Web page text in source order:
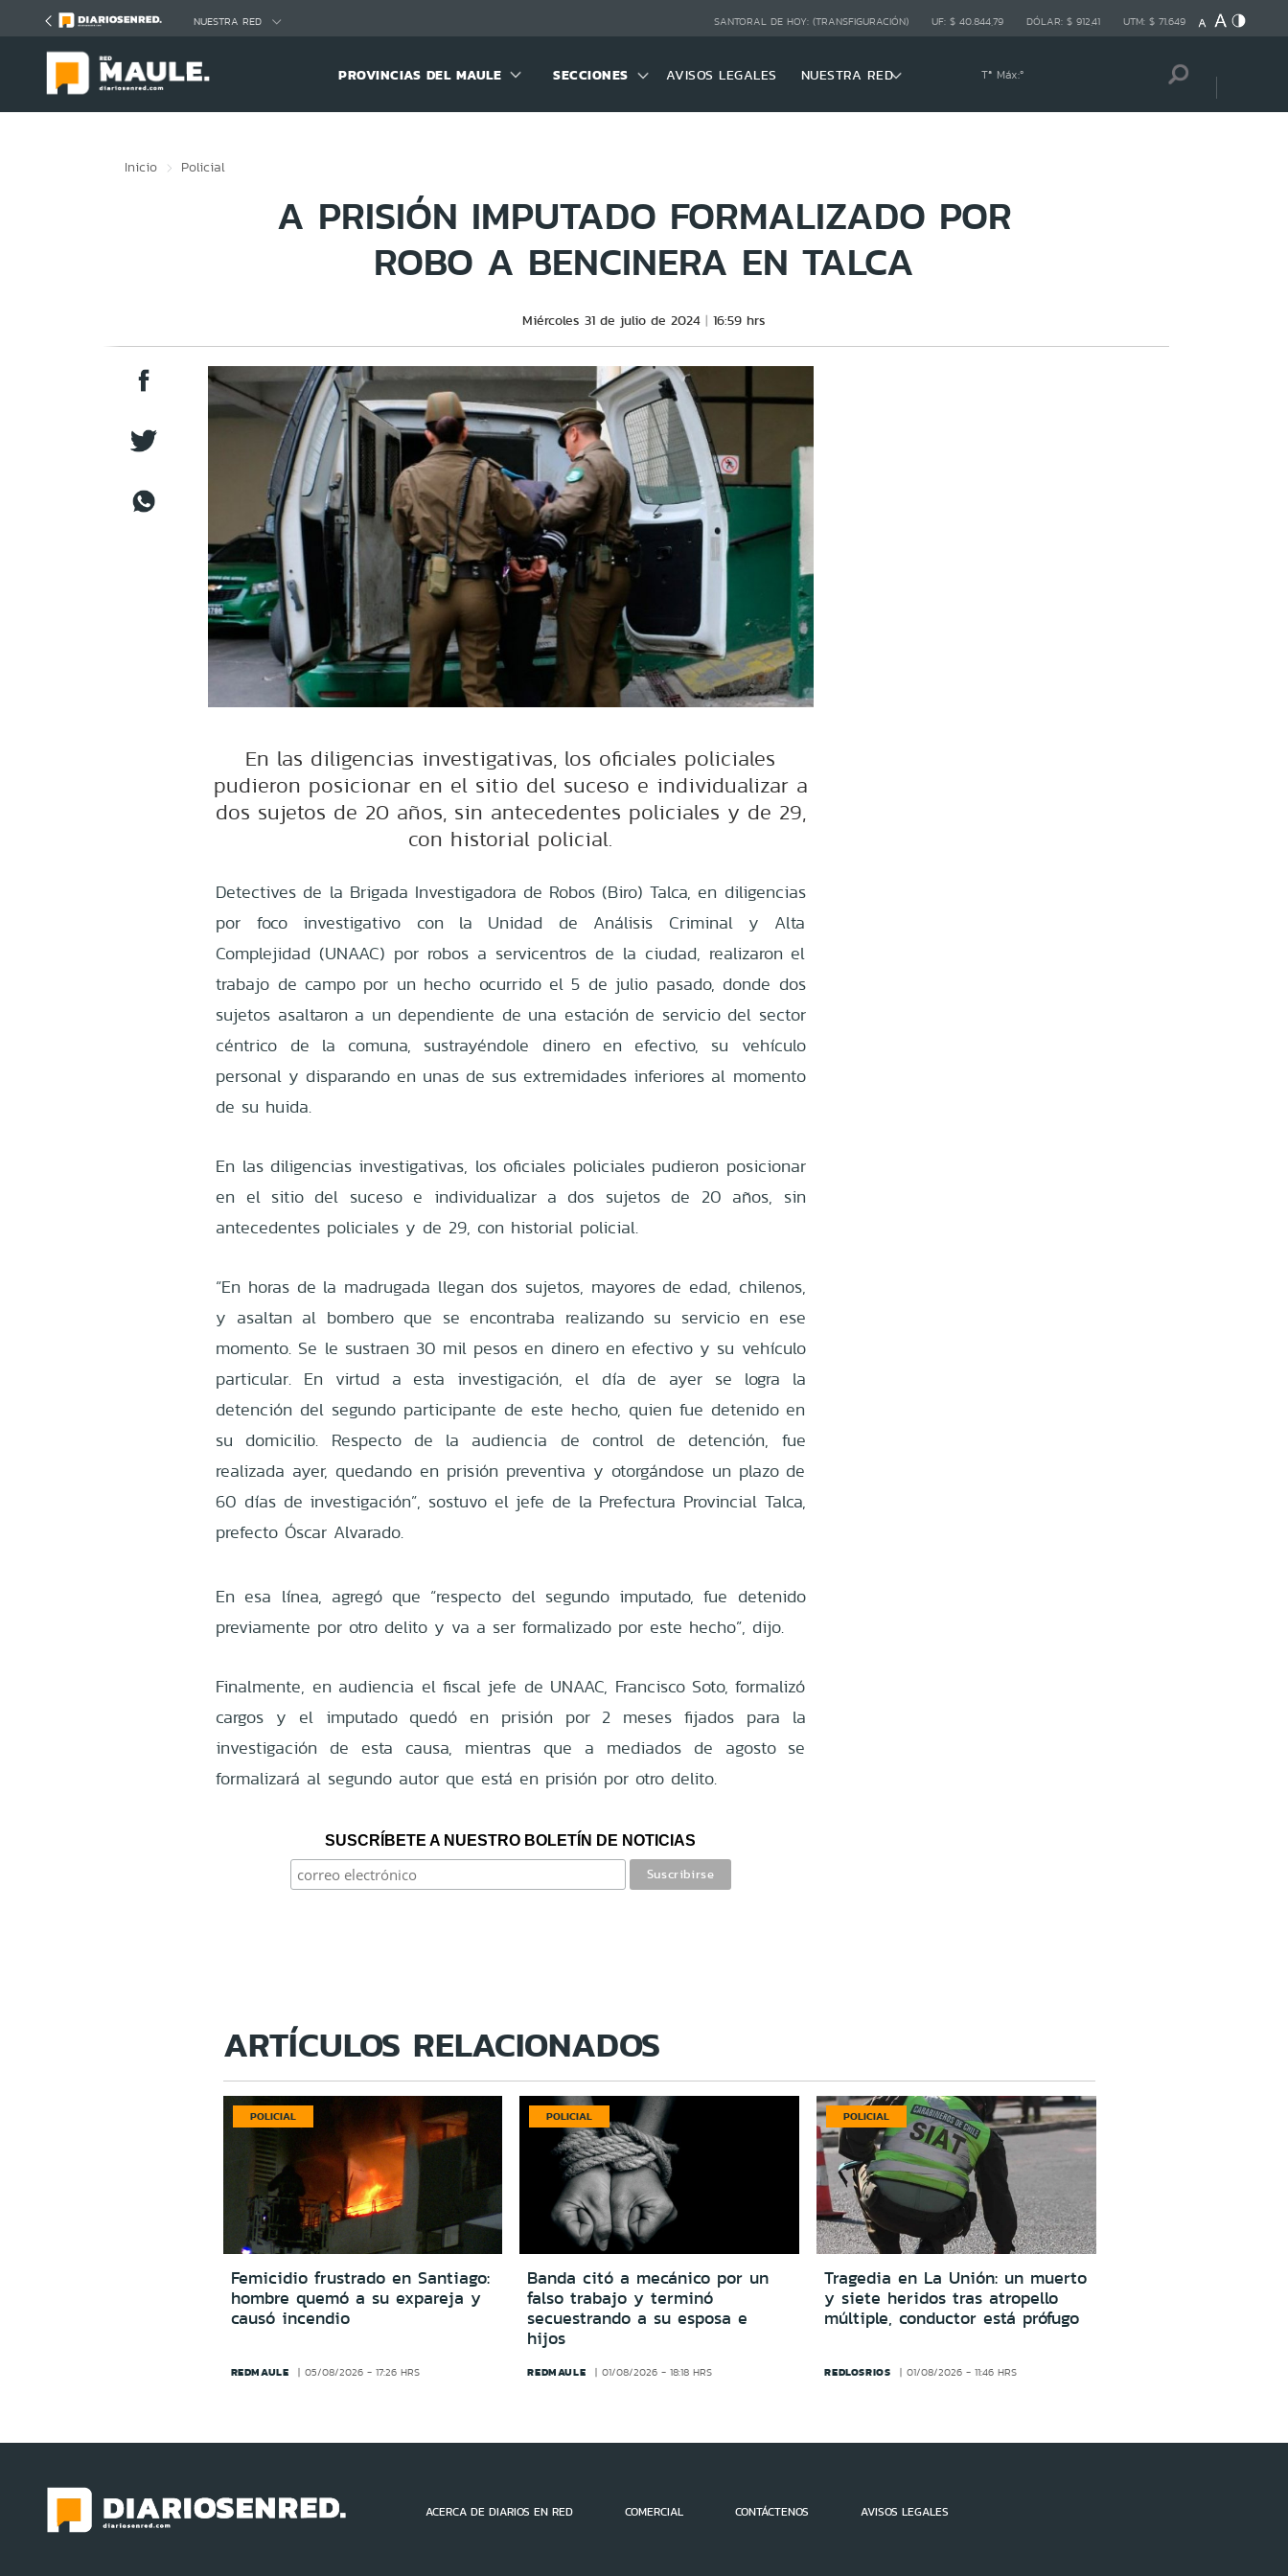
NUESTRA RED SANTORAL DE HOY: (TRANSFIGURACIÓN) UF: $ 40.844,79 DÓLAR: $ 912,41 UTM: $ 71.649
PROVINCIAS DEL MAULE SECCIONES AVISOS LEGALES NUESTRA RED Tª Máx:º
Inicio Policial
A PRISIÓN IMPUTADO FORMALIZADO POR
ROBO A BENCINERA EN TALCA
Miércoles 31 de julio de 2024 16:59 hrs
En las diligencias investigativas, los oficiales policiales
pudieron posicionar en el sitio del suceso e individualizar a
dos sujetos de 20 años, sin antecedentes policiales y de 29,
con historial policial.
Detectives de la Brigada Investigadora de Robos (Biro) Talca, en diligencias
por foco investigativo con la Unidad de Análisis Criminal y Alta
Complejidad (UNAAC) por robos a servicentros de la ciudad, realizaron el
trabajo de campo por un hecho ocurrido el 5 de julio pasado, donde dos
sujetos asaltaron a un dependiente de una estación de servicio del sector
céntrico de la comuna, sustrayéndole dinero en efectivo, su vehículo
personal y disparando en unas de sus extremidades inferiores al momento
de su huida.
En las diligencias investigativas, los oficiales policiales pudieron posicionar
en el sitio del suceso e individualizar a dos sujetos de 20 años, sin
antecedentes policiales y de 29, con historial policial.
“En horas de la madrugada llegan dos sujetos, mayores de edad, chilenos,
y asaltan al bombero que se encontraba realizando su servicio en ese
momento. Se le sustraen 30 mil pesos en dinero en efectivo y su vehículo
particular. En virtud a esta investigación, el día de ayer se logra la
detención del segundo participante de este hecho, quien fue detenido en
su domicilio. Respecto de la audiencia de control de detención, fue
realizada ayer, quedando en prisión preventiva y otorgándose un plazo de
60 días de investigación”, sostuvo el jefe de la Prefectura Provincial Talca,
prefecto Óscar Alvarado.
En esa línea, agregó que “respecto del segundo imputado, fue detenido
previamente por otro delito y va a ser formalizado por este hecho”, dijo.
Finalmente, en audiencia el fiscal jefe de UNAAC, Francisco Soto, formalizó
cargos y el imputado quedó en prisión por 2 meses fijados para la
investigación de esta causa, mientras que a mediados de agosto se
formalizará al segundo autor que está en prisión por otro delito.
SUSCRÍBETE A NUESTRO BOLETÍN DE NOTICIAS
ARTÍCULOS RELACIONADOS
POLICIAL
Femicidio frustrado en Santiago:
hombre quemó a su expareja y
causó incendio
REDMAULE 05/08/2026 - 17:26 HRS
POLICIAL
Banda citó a mecánico por un
falso trabajo y terminó
secuestrando a su esposa e
hijos
REDMAULE 01/08/2026 - 18:18 HRS
POLICIAL
Tragedia en La Unión: un muerto
y siete heridos tras atropello
múltiple, conductor está prófugo
REDLOSRIOS 01/08/2026 - 11:46 HRS
ACERCA DE DIARIOS EN RED COMERCIAL CONTÁCTENOS AVISOS LEGALES